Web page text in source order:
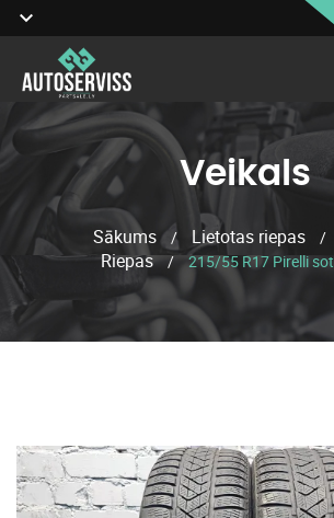
Veikals
Sākums / Lietotas riepas /
Riepas / 215/55 R17 Pirelli